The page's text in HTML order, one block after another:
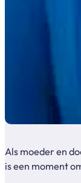
Als moeder en
is een moment